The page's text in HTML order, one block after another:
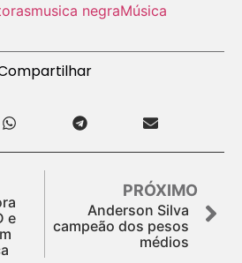
musica negraMúsica
e
PRÓXIMO
Anderson Silva
campeão dos pesos
médios